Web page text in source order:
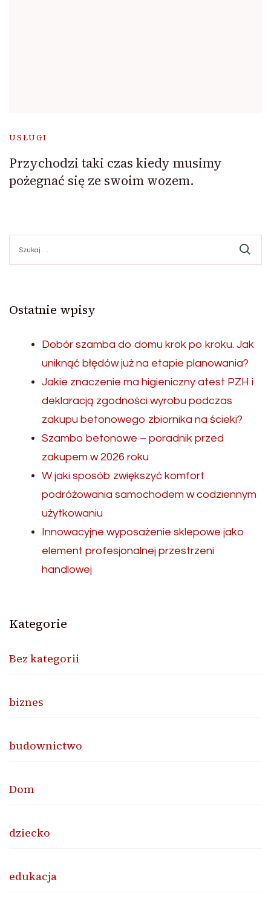
USŁUGI
Przychodzi taki czas kiedy musimy
pożegnać się ze swoim wozem.
Ostatnie wpisy
Dobór szamba do domu krok po kroku. Jak
uniknąć błędów już na etapie planowania?
Jakie znaczenie ma higieniczny atest PZH i
deklaracją zgodności wyrobu podczas
zakupu betonowego zbiornika na ścieki?
Szambo betonowe – poradnik przed
zakupem w 2026 roku
W jaki sposób zwiększyć komfort
podróżowania samochodem w codziennym
użytkowaniu
Innowacyjne wyposażenie sklepowe jako
element profesjonalnej przestrzeni
handlowej
Kategorie
Bez kategorii
biznes
budownictwo
Dom
dziecko
edukacja